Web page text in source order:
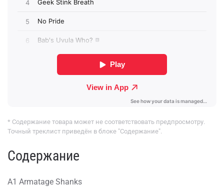
* Содержание товара может не соответствовать предпросмотру.
Точный треклист приведён в блоке "Содержание".
Содержание
A1 Armatage Shanks